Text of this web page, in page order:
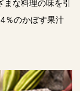
な料理の味を引
％のかぼす果汁